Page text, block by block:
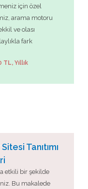
için özel
arama motoru
ve olası
fark
Yıllık
Tanıtımı
etkili bir şekilde
Bu makalede